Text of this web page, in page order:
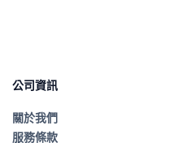
公司資訊
關於我們
服務條款